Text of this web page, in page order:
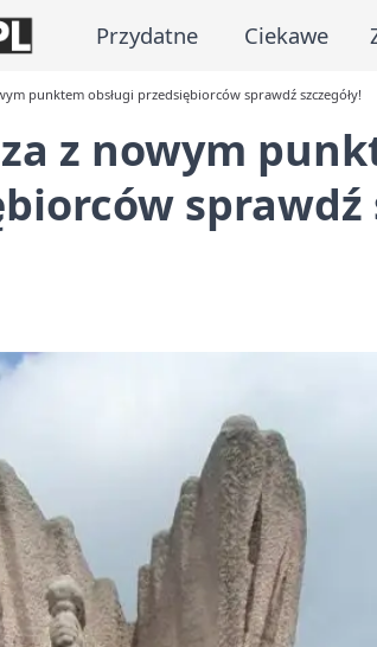
Przydatne Ciekawe
punktem obsługi przedsiębiorców sprawdź szczegóły!
z nowym
sprawdź